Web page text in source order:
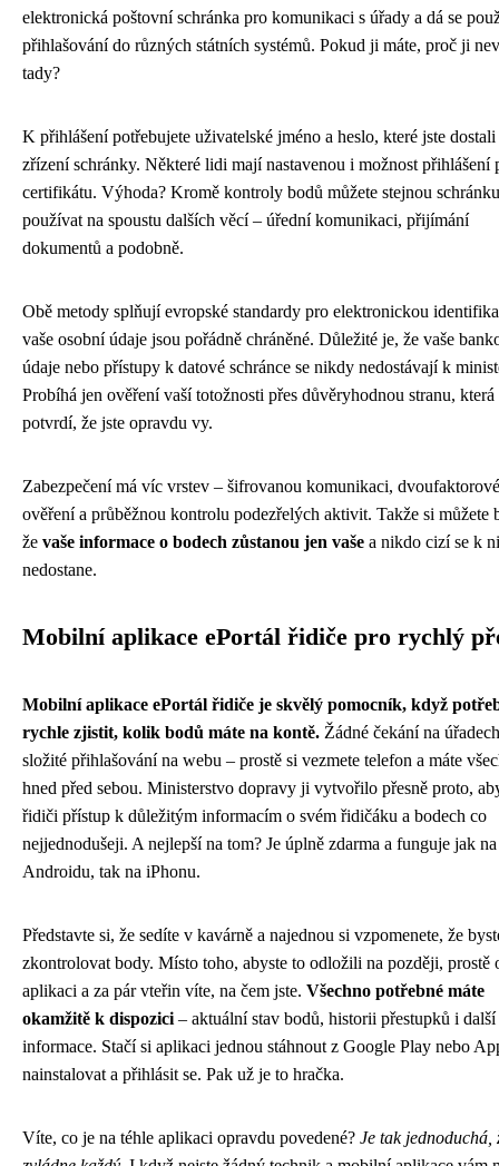
elektronická poštovní schránka pro komunikaci s úřady a dá se
přihlašování do různých státních systémů. Pokud ji máte, proč ji
tady?
K přihlášení potřebujete uživatelské jméno a heslo, které jste
zřízení schránky. Některé lidi mají nastavenou i možnost přihlášení
certifikátu. Výhoda? Kromě kontroly bodů můžete stejnou schránku
používat na spoustu dalších věcí – úřední komunikaci, přijímání
dokumentů a podobně.
Obě metody splňují evropské standardy pro elektronickou
vaše osobní údaje jsou pořádně chráněné. Důležité je, že vaše
údaje nebo přístupy k datové schránce se nikdy nedostávají k
Probíhá jen ověření vaší totožnosti přes důvěryhodnou stranu, která
potvrdí, že jste opravdu vy.
Zabezpečení má víc vrstev – šifrovanou komunikaci, dvoufaktorové
ověření a průběžnou kontrolu podezřelých aktivit. Takže si můžete
že vaše informace o bodech zůstanou jen vaše a nikdo cizí se k
nedostane.
Mobilní aplikace ePortál řidiče pro rychlý
Mobilní aplikace ePortál řidiče je skvělý pomocník, když
rychle zjistit, kolik bodů máte na kontě. Žádné čekání na
složité přihlašování na webu – prostě si vezmete telefon a máte
hned před sebou. Ministerstvo dopravy ji vytvořilo přesně proto,
řidiči přístup k důležitým informacím o svém řidičáku a bodech co
nejjednodušeji. A nejlepší na tom? Je úplně zdarma a funguje jak na
Androidu, tak na iPhonu.
Představte si, že sedíte v kavárně a najednou si vzpomenete, že
zkontrolovat body. Místo toho, abyste to odložili na později, prostě
aplikaci a za pár vteřin víte, na čem jste. Všechno potřebné máte
okamžitě k dispozici – aktuální stav bodů, historii přestupků i další
informace. Stačí si aplikaci jednou stáhnout z Google Play nebo
nainstalovat a přihlásit se. Pak už je to hračka.
Víte, co je na téhle aplikaci opravdu povedené? Je tak jednoduchá,